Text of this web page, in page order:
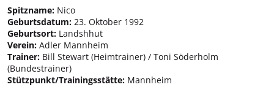
Spitzname: Nico
Geburtsdatum: 23. Oktober 1992
Geburtsort: Landshhut
Verein: Adler Mannheim
Trainer: Bill Stewart (Heimtrainer) / Toni Söderholm
(Bundestrainer)
Stützpunkt/Trainingsstätte: Mannheim